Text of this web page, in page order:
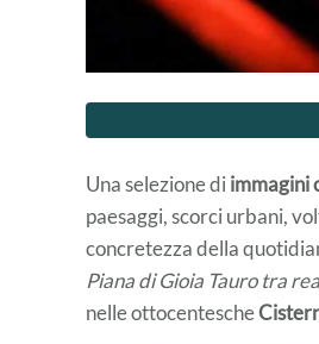
Una selezione di immagini
paesaggi, scorci urbani,
concretezza della
Piana di Gioia Tauro tra
nelle ottocentesche